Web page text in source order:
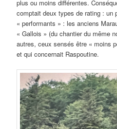
plus ou moins différentes.
comptait deux types de rating : un
« performants » : les anciens
« Gallois » (du chantier du même
autres, ceux sensés être « moins
et qui concernait Raspoutine.